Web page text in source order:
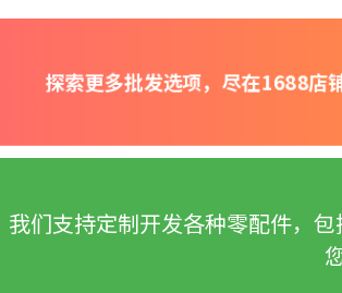
探索更多批发选项，尽在1688店
我们支持定制开发各种零配件，